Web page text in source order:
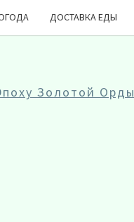
ДОСТАВКА ЕДЫ
Золотой Орды